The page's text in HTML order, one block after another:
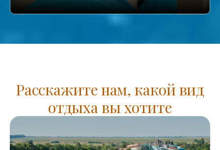
Расскажите нам, какой вид
отдыха вы хотите